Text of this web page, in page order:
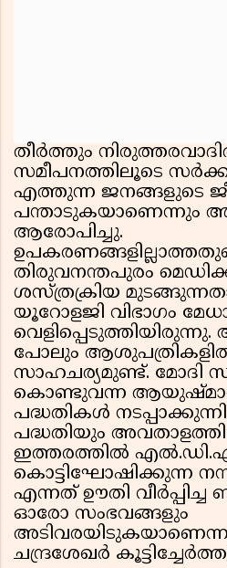
തീർത്തും
സമീപനത്തിലൂടെ
എത്തുന്ന ജനങ്ങളുടെ
പന്താടുകയാണെന്നും
ആരോപിച്ചു.
തിരുവനന്തപുരം
ശസ്ത്രക്രിയ
യൂറോളജി വിഭാഗം
പോലും ആശുപത്രികളിൽ
സാഹചര്യമുണ്ട്. മോദി
കൊണ്ടുവന്ന
പദ്ധതികൾ
പദ്ധതിയും
ഇത്തരത്തിൽ
കൊട്ടിഘോഷിക്കുന്ന
എന്നത് ഊതി
ഓരോ സംഭവങ്ങളും
ചന്ദ്രശേഖർ